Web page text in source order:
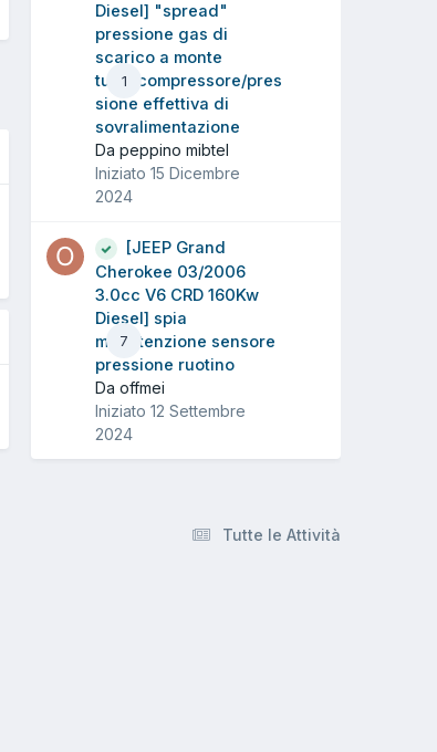
1
Diesel] "spread"
pressione gas di
scarico a monte
turbocompressore/pres
sione effettiva di
sovralimentazione
Da peppino mibtel
Iniziato 15 Dicembre
2024
7
[JEEP Grand
Cherokee 03/2006
3.0cc V6 CRD 160Kw
Diesel] spia
manutenzione sensore
pressione ruotino
Da offmei
Iniziato 12 Settembre
2024
Tutte le Attività